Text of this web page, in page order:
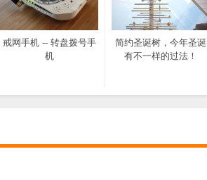
戒网手机 -- 转盘拨号手
机
简约圣诞树，今年圣诞
有不一样的过法！